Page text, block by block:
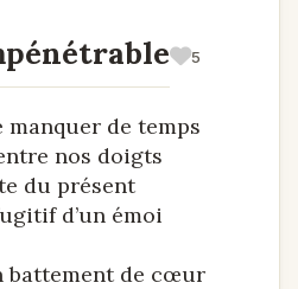
5
de temps
nos doigts
du présent
d’un émoi
battement de cœur